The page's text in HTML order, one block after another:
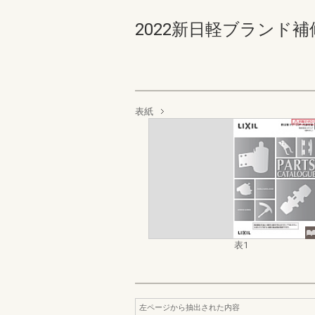
2022新日軽ブランド
表紙
表1
左ページから抽出された内容